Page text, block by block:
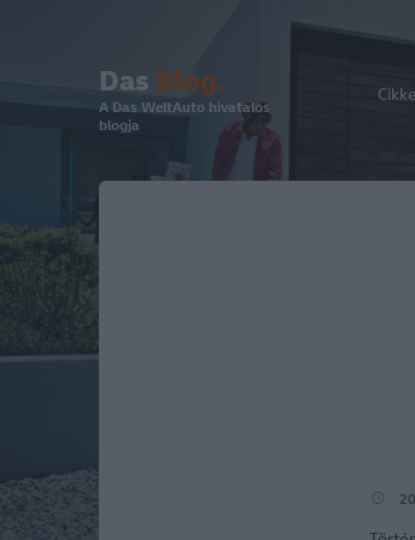
Das Blog.
A Das WeltAuto hivatalos
blogja